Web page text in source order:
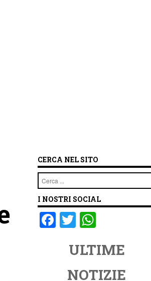
CERCA NEL SITO
Cerca
I NOSTRI SOCIAL
F T
tt
er
at
s
ULTIME
NOTIZIE